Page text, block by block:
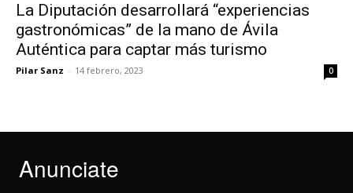
La Diputación desarrollará “experiencias
gastronómicas” de la mano de Ávila
Auténtica para captar más turismo
Pilar Sanz - 14 febrero, 2023 0
Anunciate